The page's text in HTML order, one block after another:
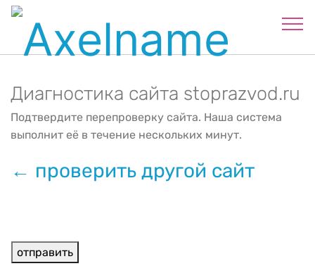
Диагностика сайта stoprazvod.ru
Подтвердите перепроверку сайта. Наша система
выполнит её в течение нескольких минут.
← проверить другой сайт